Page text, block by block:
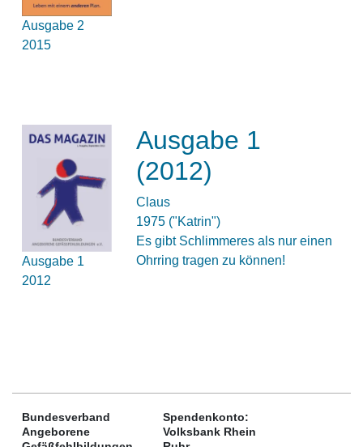
Ausgabe 2
2015
Ausgabe 1
2012
Ausgabe 1
(2012)
Claus
1975 ("Katrin")
Es gibt Schlimmeres als nur einen
Ohrring tragen zu können!
Bundesverband
Angeborene
Spendenkonto:
Volksbank Rhein